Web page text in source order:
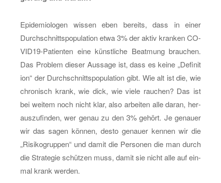
Epi­de­mio­lo­gen wis­sen eben be­reits, dass in einer
Durch­schnitts­po­pu­la­ti­on etwa 3% der aktiv kran­ken CO­
VI­D19-Pa­ti­en­ten eine künst­li­che Be­at­mung brau­chen.
Das Pro­blem die­ser Aus­sa­ge ist, dass es keine „De­fi­ni­t
i­on“ der Durch­schnitts­po­pu­la­ti­on gibt. Wie alt ist die, wie
chro­nisch krank, wie dick, wie viele rau­chen? Das ist
bei wei­tem noch nicht klar, also ar­bei­ten alle daran, her­
aus­zu­fin­den, wer genau zu den 3% ge­hört. Je ge­nau­er
wir das sagen kön­nen, desto ge­nau­er ken­nen wir die
„Ri­si­ko­grup­pen“ und damit die Per­so­nen die man durch
die Stra­te­gie schüt­zen muss, damit sie nicht alle auf ein­
mal krank wer­den.